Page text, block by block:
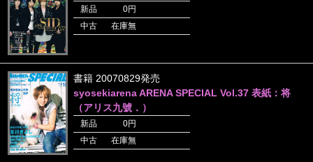
新品
0円
中古
在庫無
書籍 20070829発売
syosekiarena ARENA SPECIAL Vol.37 表紙：将
（アリス九號．）
新品
0円
中古
在庫無